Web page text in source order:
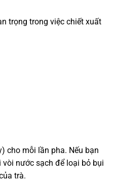
trọng trong việc chiết xuất
cho mỗi lần pha. Nếu bạn
nước sạch để loại bỏ bụi
trà.